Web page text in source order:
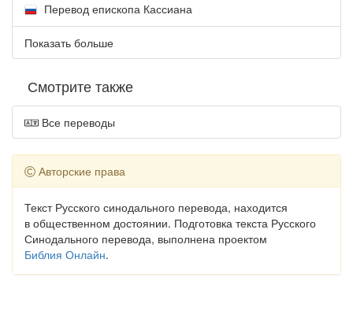
Перевод епископа Кассиана
Показать больше
Смотрите также
Все переводы
Авторские права
Текст Русского синодального перевода, находится
в общественном достоянии. Подготовка текста Русского
Синодального перевода, выполнена проектом
Библия Онлайн.